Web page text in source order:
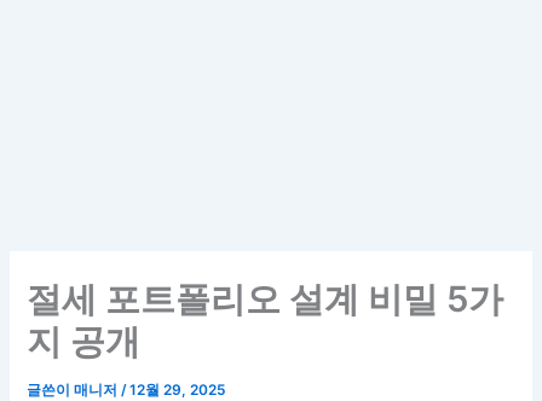
절세 포트폴리오 설계 비밀 5가
지 공개
글쓴이매니저/12월 29, 2025